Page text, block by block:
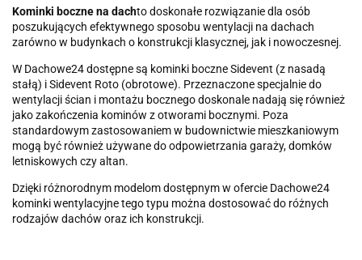
Kominki boczne na dachto doskonałe rozwiązanie dla osób
poszukujących efektywnego sposobu wentylacji na dachach
zarówno w budynkach o konstrukcji klasycznej, jak i nowoczesnej.
W Dachowe24 dostępne są kominki boczne Sidevent (z nasadą
stałą) i Sidevent Roto (obrotowe). Przeznaczone specjalnie do
wentylacji ścian i montażu bocznego doskonale nadają się również
jako zakończenia kominów z otworami bocznymi. Poza
standardowym zastosowaniem w budownictwie mieszkaniowym
mogą być również używane do odpowietrzania garaży, domków
letniskowych czy altan.
Dzięki różnorodnym modelom dostępnym w ofercie Dachowe24
kominki wentylacyjne tego typu można dostosować do różnych
rodzajów dachów oraz ich konstrukcji.